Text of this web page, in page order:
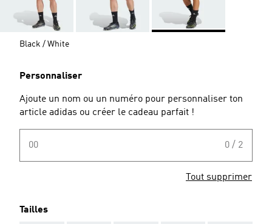
Black / White
Personnaliser
Ajoute un nom ou un numéro pour personnaliser ton
article adidas ou créer le cadeau parfait !
00 0 / 2
Tout supprimer
Tailles